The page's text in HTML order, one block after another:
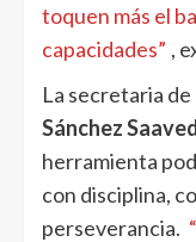
toquen más el
capacidades” ,
La secretaria
Sánchez
herramienta
con disciplina,
perseverancia.